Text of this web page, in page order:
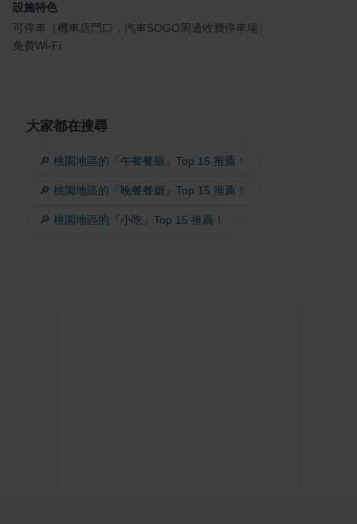
設施特色
可停車（機車店門口，汽車SOGO周邊收費停車場）
免費Wi-Fi
大家都在搜尋
🔎 桃園地區的『午餐餐廳』Top 15 推薦！
🔎 桃園地區的『晚餐餐廳』Top 15 推薦！
🔎 桃園地區的『小吃』Top 15 推薦！